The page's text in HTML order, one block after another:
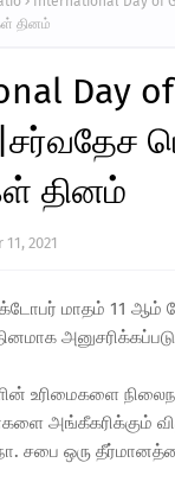
தினம்
Day
தினம்
2021
மாதம் 11 ஆம்
உரிமைகளை
அங்கீகரிக்கும்
சபை ஒரு